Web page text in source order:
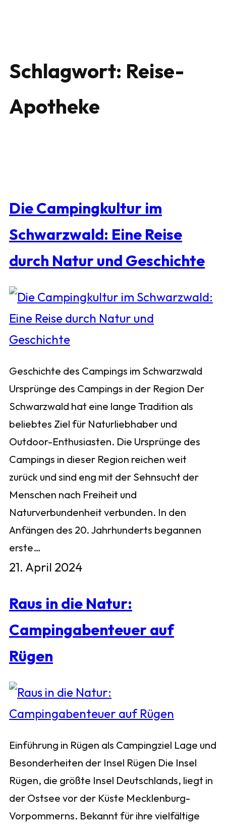
Schlagwort: Reise-
Apotheke
Die Campingkultur im
Schwarzwald: Eine Reise
durch Natur und Geschichte
Geschichte des Campings im Schwarzwald
Ursprünge des Campings in der Region Der
Schwarzwald hat eine lange Tradition als
beliebtes Ziel für Naturliebhaber und
Outdoor-Enthusiasten. Die Ursprünge des
Campings in dieser Region reichen weit
zurück und sind eng mit der Sehnsucht der
Menschen nach Freiheit und
Naturverbundenheit verbunden. In den
Anfängen des 20. Jahrhunderts begannen
erste…
21. April 2024
Raus in die Natur:
Campingabenteuer auf
Rügen
Einführung in Rügen als Campingziel Lage und
Besonderheiten der Insel Rügen Die Insel
Rügen, die größte Insel Deutschlands, liegt in
der Ostsee vor der Küste Mecklenburg-
Vorpommerns. Bekannt für ihre vielfältige